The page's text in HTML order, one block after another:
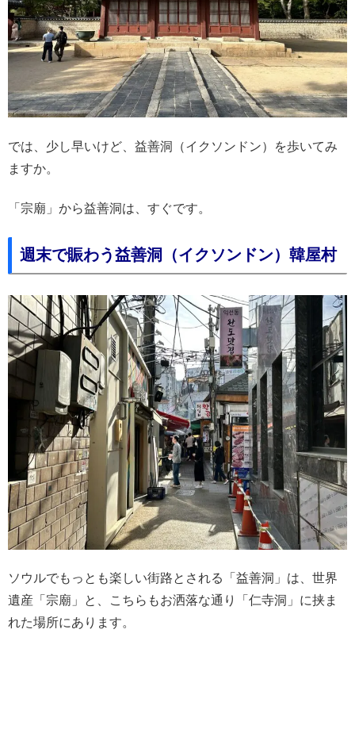
では、少し早いけど、益善洞（イクソンドン）を歩いてみ
ますか。
「宗廟」から益善洞は、すぐです。
週末で賑わう益善洞（イクソンドン）韓屋村
ソウルでもっとも楽しい街路とされる「益善洞」は、世界
遺産「宗廟」と、こちらもお洒落な通り「仁寺洞」に挟ま
れた場所にあります。